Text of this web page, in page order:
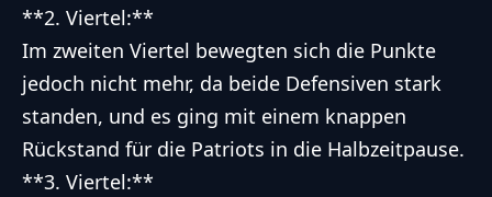
**2. Viertel:**
Im zweiten Viertel bewegten sich die Punkte
jedoch nicht mehr, da beide Defensiven stark
standen, und es ging mit einem knappen
Rückstand für die Patriots in die Halbzeitpause.
**3. Viertel:**